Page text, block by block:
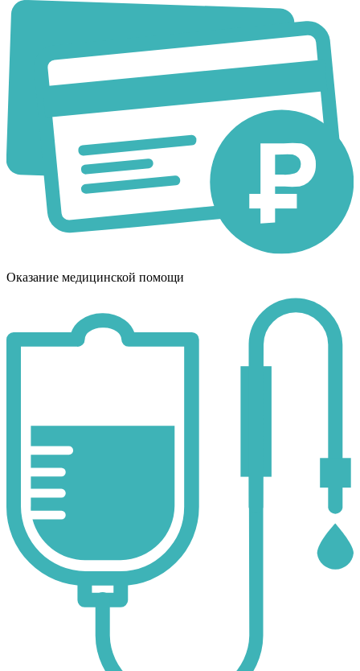
Оказание медицинской помощи